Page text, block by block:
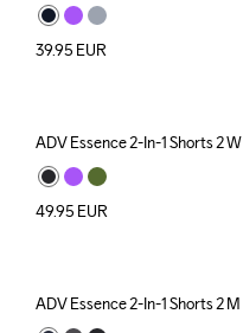
39.95 EUR
ADV Essence 2-In-1 Shorts 2 W
49.95 EUR
ADV Essence 2-In-1 Shorts 2 M